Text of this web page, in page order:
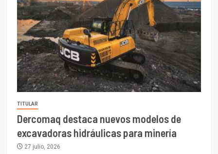
TITULAR
Dercomaq destaca nuevos modelos de
excavadoras hidráulicas para minería
27 julio, 2026